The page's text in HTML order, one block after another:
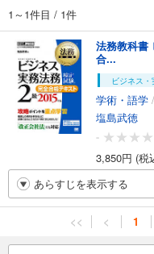
1～1件目 / 1件
法務教科書
合...
ビジネス・
学術・語学 /
塩島武徳
-
3,850円 (税
あらすじを表示する
<< < 1